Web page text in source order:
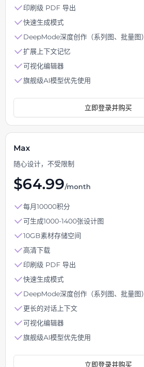
印刷级 PDF 导出
快速生成模式
DeepMode深度创作（系列图、批量图）
扩展上下文记忆
可视化编辑器
旗舰级AI模型优先使用
立即登录并购买
Max
随心设计，不受限制
$64.99/month
每月10000积分
可生成1000-1400张设计图
10GB素材存储空间
高清下载
印刷级 PDF 导出
快速生成模式
DeepMode深度创作（系列图、批量图）
更长的对话上下文
可视化编辑器
旗舰级AI模型优先使用
立即登录并购买